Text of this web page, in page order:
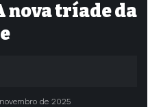
nova tríade da
novembro de 2025